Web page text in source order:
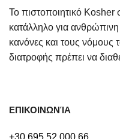
Το πιστοποιητικό Kosher
κατάλληλο για
κανόνες και τους νόμους
διατροφής πρέπει να
ΕΠΙΚΟΙΝΩΝΊΑ